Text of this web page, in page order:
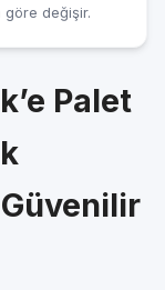
göre değişir.
Palet